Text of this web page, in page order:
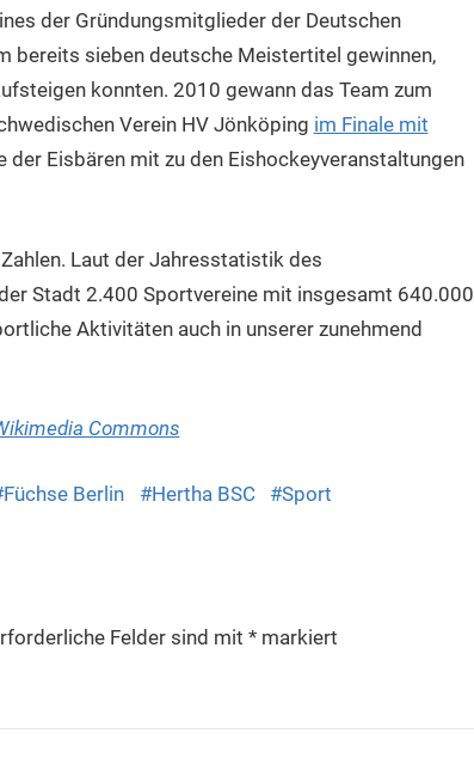
der Gründungsmitglieder der Deutschen
bereits sieben deutsche Meistertitel gewinnen,
konnten. 2010 gewann das Team zum
Verein HV Jönköping im Finale mit
der Eisbären mit zu den Eishockeyveranstaltungen
Laut der Jahresstatistik des
Stadt 2.400 Sportvereine mit insgesamt 640.000
Aktivitäten auch in unserer zunehmend
Commons
Füchse Berlin Hertha BSC Sport
Felder sind mit *markiert